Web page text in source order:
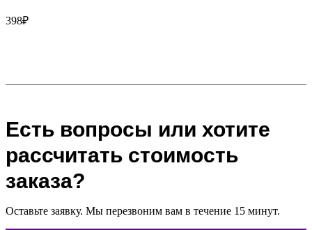
398₽
Есть вопросы или хотите
рассчитать стоимость
заказа?
Оставьте заявку. Мы перезвоним вам в течение 15 минут.